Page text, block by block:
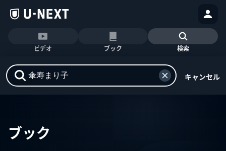
ビデオ ブック 検索
キャンセル
ブック